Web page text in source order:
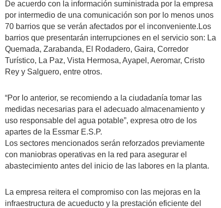
De acuerdo con la información suministrada por la empresa
por intermedio de una comunicación son por lo menos unos
70 barrios que se verán afectados por el inconveniente.Los
barrios que presentarán interrupciones en el servicio son: La
Quemada, Zarabanda, El Rodadero, Gaira, Corredor
Turístico, La Paz, Vista Hermosa, Ayapel, Aeromar, Cristo
Rey y Salguero, entre otros.
“Por lo anterior, se recomiendo a la ciudadanía tomar las
medidas necesarias para el adecuado almacenamiento y
uso responsable del agua potable”, expresa otro de los
apartes de la Essmar E.S.P.
Los sectores mencionados serán reforzados previamente
con maniobras operativas en la red para asegurar el
abastecimiento antes del inicio de las labores en la planta.
La empresa reitera el compromiso con las mejoras en la
infraestructura de acueducto y la prestación eficiente del